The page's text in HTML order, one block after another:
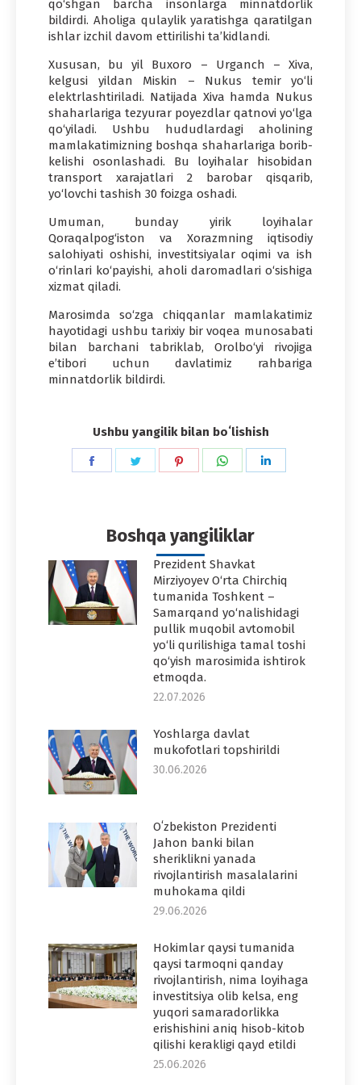
qo‘shgan barcha insonlarga minnatdorlik
bildirdi. Aholiga qulaylik yaratishga qaratilgan
ishlar izchil davom ettirilishi ta’kidlandi.
Xususan, bu yil Buxoro – Urganch – Xiva,
kelgusi yildan Miskin – Nukus temir yo‘li
elektrlashtiriladi. Natijada Xiva hamda Nukus
shaharlariga tezyurar poyezdlar qatnovi yo‘lga
qo‘yiladi. Ushbu hududlardagi aholining
mamlakatimizning boshqa shaharlariga borib-
kelishi osonlashadi. Bu loyihalar hisobidan
transport xarajatlari 2 barobar qisqarib,
yo‘lovchi tashish 30 foizga oshadi.
Umuman, bunday yirik loyihalar
Qoraqalpog‘iston va Xorazmning iqtisodiy
salohiyati oshishi, investitsiyalar oqimi va ish
o‘rinlari ko‘payishi, aholi daromadlari o‘sishiga
xizmat qiladi.
Marosimda so‘zga chiqqanlar mamlakatimiz
hayotidagi ushbu tarixiy bir voqea munosabati
bilan barchani tabriklab, Orolbo‘yi rivojiga
e’tibori uchun davlatimiz rahbariga
minnatdorlik bildirdi.
Ushbu yangilik bilan boʻlishish
Share
Share
Share
Share
Boshqa yangiliklar
Prezident Shavkat
Mirziyoyev O‘rta Chirchiq
tumanida Toshkent –
Samarqand yo‘nalishidagi
pullik muqobil avtomobil
yo‘li qurilishiga tamal toshi
qo‘yish marosimida ishtirok
etmoqda.
22.07.2026
Yoshlarga davlat
mukofotlari topshirildi
30.06.2026
Oʻzbekiston Prezidenti
Jahon banki bilan
sheriklikni yanada
rivojlantirish masalalarini
muhokama qildi
29.06.2026
Hokimlar qaysi tumanida
qaysi tarmoqni qanday
rivojlantirish, nima loyihaga
investitsiya olib kelsa, eng
yuqori samaradorlikka
erishishini aniq hisob-kitob
qilishi kerakligi qayd etildi
25.06.2026